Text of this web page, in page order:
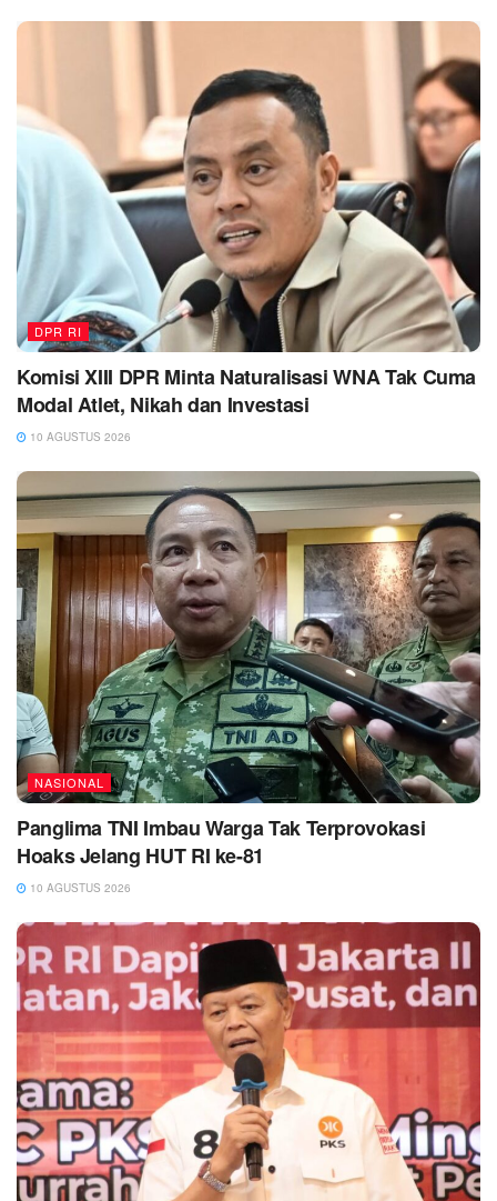
DPR RI
Komisi XIII DPR Minta Naturalisasi WNA Tak Cuma
Modal Atlet, Nikah dan Investasi
10 AGUSTUS 2026
NASIONAL
Panglima TNI Imbau Warga Tak Terprovokasi
Hoaks Jelang HUT RI ke-81
10 AGUSTUS 2026